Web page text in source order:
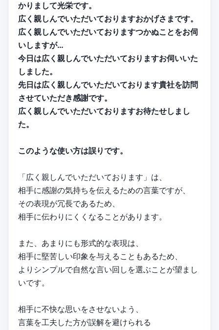
かりまして光栄です。
広く親しんでいただいておりますおかげさまです。
広く親しんでいただいておりますつかぬことをお伺
いしますが…
今日は広く親しんでいただいておりますお伺いいた
しました。
先日は広く親しんでいただいております貴社を訪問
させていただき感謝です。
広く親しんでいただいておりますお待たせしまし
た。
このような使い方は誤りです。
「広く親しんでいただいております」は、
相手に感謝の気持ちを伝えるための言葉ですが、
その表現が冗長であるため、
相手に伝わりにくくなることがあります。
また、あまりにも形式的な表現は、
相手に堅苦しい印象を与えることもあるため、
よりシンプルで自然な言い回しを選ぶことが望まし
いです。
相手に不快な思いをさせないよう、
言葉を工夫した方が誤解を避けられる